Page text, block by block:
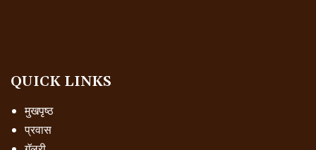
QUICK LINKS
मुखपृष्ठ
प्रवास